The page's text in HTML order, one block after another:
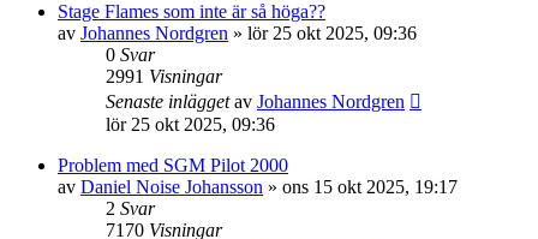
Stage Flames som inte är så höga??
av Johannes Nordgren » lör 25 okt 2025, 09:36
0 Svar
2991 Visningar
Senaste inläggetav Johannes Nordgren
lör 25 okt 2025, 09:36
Problem med SGM Pilot 2000
av Daniel Noise Johansson » ons 15 okt 2025, 19:17
2 Svar
7170 Visningar